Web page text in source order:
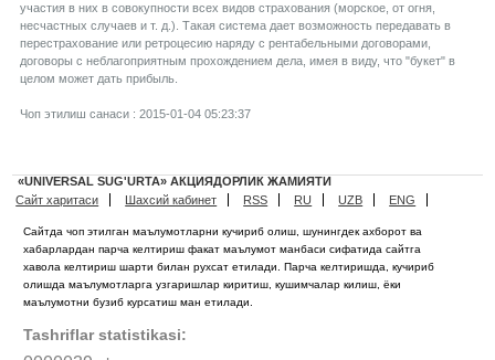
участия в них в совокупности всех видов страхования (морское, от огня,
несчастных случаев и т. д.). Такая система дает возможность передавать в
перестрахование или ретроцесию наряду с рентабельными договорами,
договоры с неблагоприятным прохождением дела, имея в виду, что "букет" в
целом может дать прибыль.
Чоп этилиш санаси : 2015-01-04 05:23:37
«UNIVERSAL SUG'URTA» АКЦИЯДОРЛИК ЖАМИЯТИ
Сайт харитаси
Шахсий кабинет RSS RU UZB ENG
Сайтда чоп этилган маълумотларни кучириб олиш, шунингдек ахборот ва
хабарлардан парча келтириш факат маълумот манбаси сифатида сайтга
хавола келтириш шарти билан рухсат етилади. Парча келтиришда, кучириб
олишда маълумотларга узгаришлар киритиш, кушимчалар килиш, ёки
маълумотни бузиб курсатиш ман етилади.
Tashriflar statistikasi: